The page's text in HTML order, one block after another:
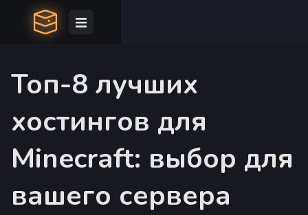
Топ-8 лучших
хостингов для
Minecraft: выбор для
вашего сервера